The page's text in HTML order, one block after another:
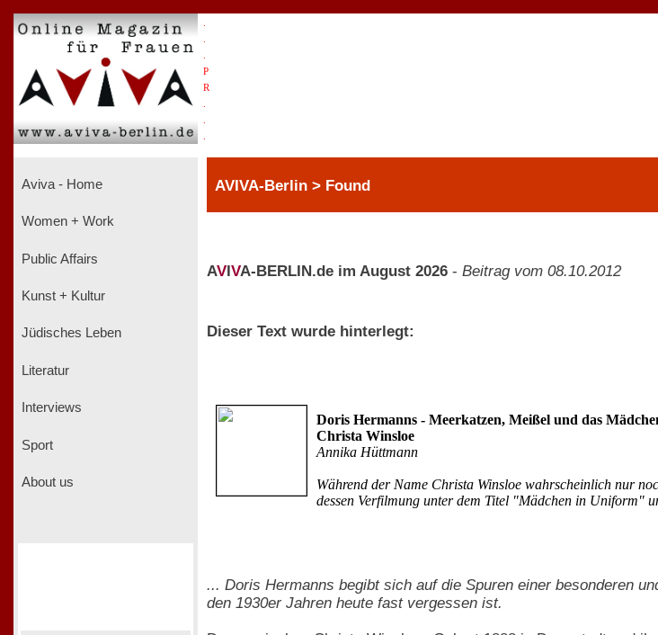
P
R
Aviva - Home
Women + Work
Public Affairs
Kunst + Kultur
Jüdisches Leben
Literatur
Interviews
Sport
About us
AVIVA-Berlin > Found
AV VA-BERLIN.de im August 2026 - Beitrag vom 08.10.2012
Dieser Text wurde hinterlegt:
Doris Hermanns - Meerkatzen, Meißel und das
Christa Winsloe
Annika Hüttmann
Während der Name Christa Winsloe wahrscheinlich nur
dessen Verfilmung unter dem Titel "Mädchen in Uniform"
... Doris Hermanns begibt sich auf die Spuren einer besonderen
den 1930er Jahren heute fast vergessen ist.